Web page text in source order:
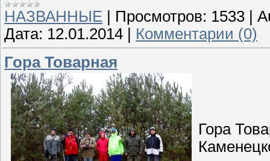
НАЗВАННЫЕ | Просмотров: 1533 |
Дата: 12.01.2014 | Комментарии (0)
Гора Товарная
Гора